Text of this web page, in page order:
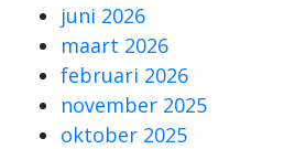
juni 2026
maart 2026
februari 2026
november 2025
oktober 2025